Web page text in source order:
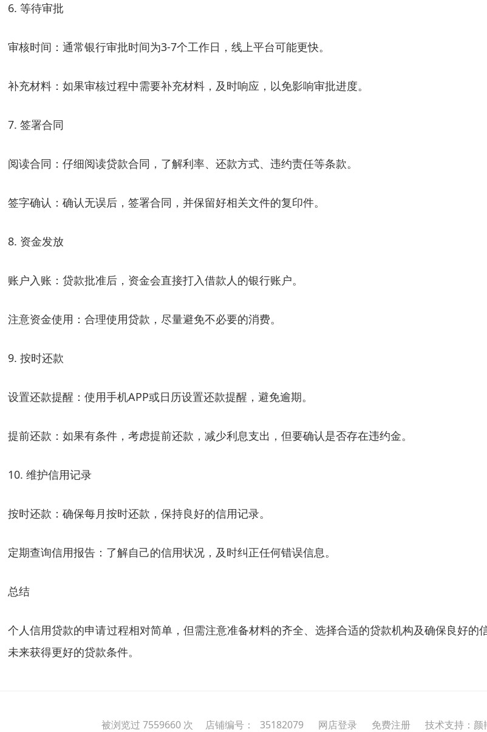
6. 等待审批
审核时间：通常银行审批时间为3-7个工作日，线上平台可能更快。
补充材料：如果审核过程中需要补充材料，及时响应，以免影响审批进度。
7. 签署合同
阅读合同：仔细阅读贷款合同，了解利率、还款方式、违约责任等条款。
签字确认：确认无误后，签署合同，并保留好相关文件的复印件。
8. 资金发放
账户入账：贷款批准后，资金会直接打入借款人的银行账户。
注意资金使用：合理使用贷款，尽量避免不必要的消费。
9. 按时还款
设置还款提醒：使用手机APP或日历设置还款提醒，避免逾期。
提前还款：如果有条件，考虑提前还款，减少利息支出，但要确认是否存在违约金。
10. 维护信用记录
按时还款：确保每月按时还款，保持良好的信用记录。
定期查询信用报告：了解自己的信用状况，及时纠正任何错误信息。
总结
个人信用贷款的申请过程相对简单，但需注意准备材料的齐全、选择合适的贷款机构及确保良好的
未来获得更好的贷款条件。
被浏览过 7559660 次 店铺编号： 35182079 网店登录 免费注册 技术支持：颜